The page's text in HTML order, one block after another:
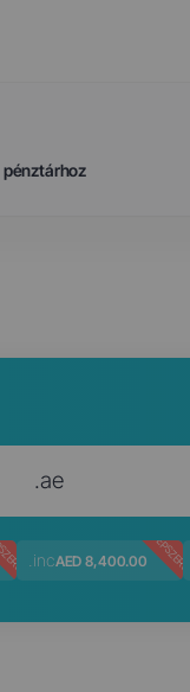
pénztárhoz
.ae
NÉPSZERŰ
.incAED 8,400.00